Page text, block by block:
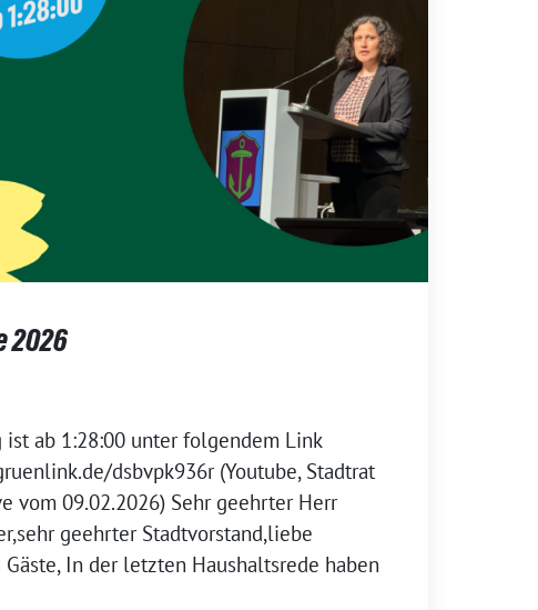
2026
ist ab 1:28:00 unter folgendem Link
dsbvpk936r (Youtube, Stadtrat
vom 09.02.2026) Sehr geehrter Herr
geehrter Stadtvorstand,liebe
In der letzten Haushaltsrede haben